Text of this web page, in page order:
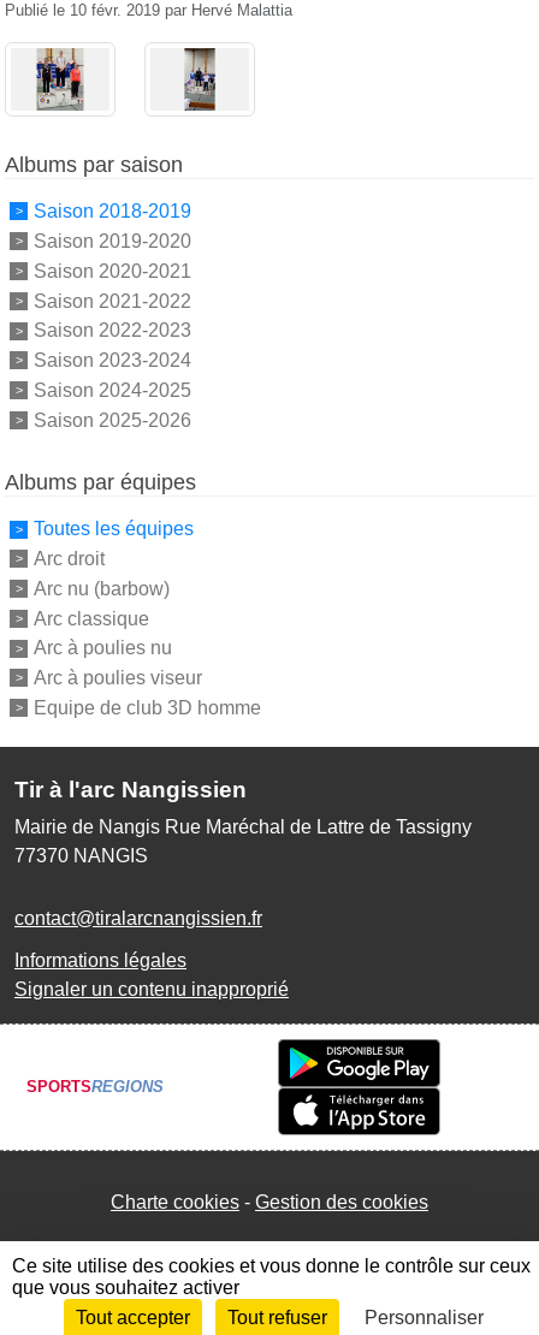
Publié le 10 févr. 2019 par Hervé Malattia
Albums par saison
Saison 2018-2019
Saison 2019-2020
Saison 2020-2021
Saison 2021-2022
Saison 2022-2023
Saison 2023-2024
Saison 2024-2025
Saison 2025-2026
Albums par équipes
Toutes les équipes
Arc droit
Arc nu (barbow)
Arc classique
Arc à poulies nu
Arc à poulies viseur
Equipe de club 3D homme
Tir à l'arc Nangissien
Mairie de Nangis Rue Maréchal de Lattre de Tassigny
77370 NANGIS
contact@tiralarcnangissien.fr
Informations légales
Signaler un contenu inapproprié
SPORTSREGIONS
Charte cookies Gestion des cookies
Envie de participer ? Connexion
Ce site utilise des cookies et vous donne le contrôle sur ceux
que vous souhaitez activer
Tout accepter
Tout refuser Personnaliser